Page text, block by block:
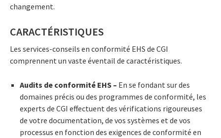
changement.
CARACTÉRISTIQUES
Les services-conseils en conformité EHS de CGI
comprennent un vaste éventail de caractéristiques.
Audits de conformité EHS – En se fondant sur des
domaines précis ou des programmes de conformité, les
experts de CGI effectuent des vérifications rigoureuses
de votre documentation, de vos systèmes et de vos
processus en fonction des exigences de conformité en